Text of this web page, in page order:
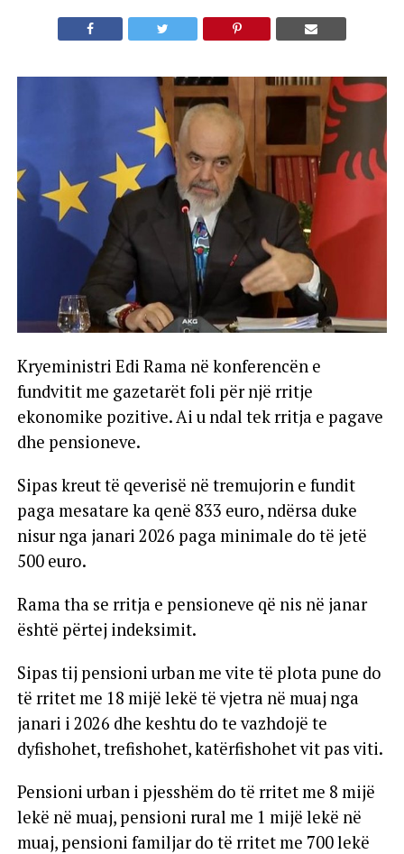
Kryeministri Edi Rama në konferencën e
fundvitit me gazetarët foli për një rritje
ekonomike pozitive. Ai u ndal tek rritja e pagave
dhe pensioneve.
Sipas kreut të qeverisë në tremujorin e fundit
paga mesatare ka qenë 833 euro, ndërsa duke
nisur nga janari 2026 paga minimale do të jetë
500 euro.
Rama tha se rritja e pensioneve që nis në janar
është përtej indeksimit.
Sipas tij pensioni urban me vite të plota pune do
të rritet me 18 mijë lekë të vjetra në muaj nga
janari i 2026 dhe keshtu do te vazhdojë te
dyfishohet, trefishohet, katërfishohet vit pas viti.
Pensioni urban i pjesshëm do të rritet me 8 mijë
lekë në muaj, pensioni rural me 1 mijë lekë në
muaj, pensioni familjar do të rritet me 700 lekë